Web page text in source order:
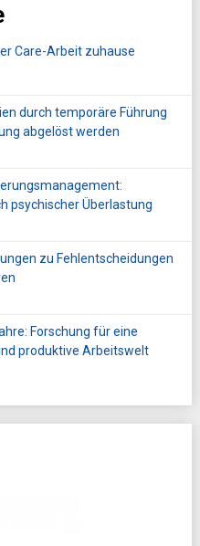
Care-Arbeit zuhause
durch temporäre Führung
abgelöst werden
psychischer Überlastung
zu Fehlentscheidungen
Forschung für eine
produktive Arbeitswelt